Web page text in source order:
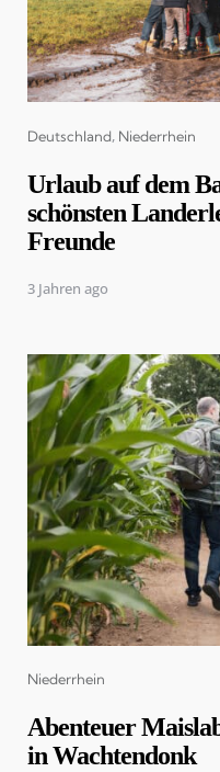
Categories
Deutschland Niederrhein
Urlaub auf dem
schönsten
Freunde
3 Jahren ago
Categories
Niederrhein
Abenteuer
in Wachtendonk